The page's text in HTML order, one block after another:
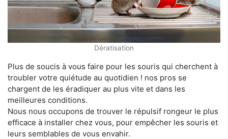
Dératisation
Plus de soucis à vous faire pour les souris qui cherchent à
troubler votre quiétude au quotidien ! nos pros se
chargent de les éradiquer au plus vite et dans les
meilleures conditions.
Nous nous occupons de trouver le répulsif rongeur le plus
efficace à installer chez vous, pour empêcher les souris et
leurs semblables de vous envahir.